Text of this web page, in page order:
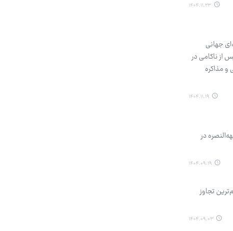
۱۴۰۴.۱۱.۲۳
جهانی
از ناکامی در
و مذاکره
۱۴۰۴.۱۱.۱۹
در
۱۴۰۴.۰۹.۱۹
تجاوز
۱۴۰۴.۰۹.۰۳